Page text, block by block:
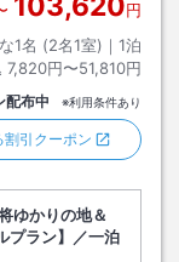
円
1名 (2名1室)｜ 1泊
7,820円〜51,810円
配布中 ※利用条件あり
引クーポン
ゆかりの地＆
プラン】／一泊